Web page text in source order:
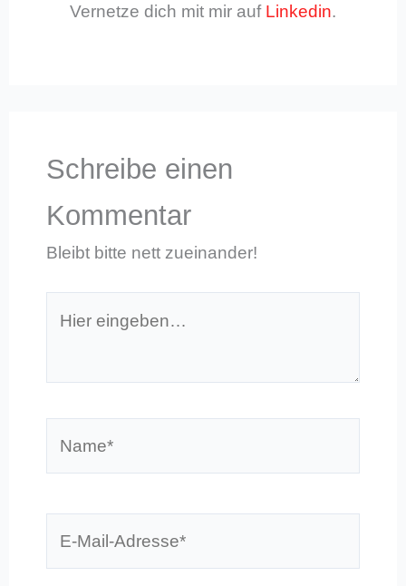
Vernetze dich mit mir auf Linkedin.
Schreibe einen
Kommentar
Bleibt bitte nett zueinander!
eingeben…